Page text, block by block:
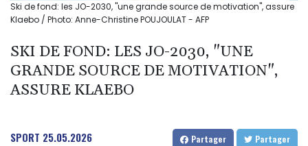
Ski de fond: les JO-2030, "une grande source de motivation", assure
Klaebo / Photo: Anne-Christine POUJOULAT - AFP
SKI DE FOND: LES JO-2030, "UNE
GRANDE SOURCE DE MOTIVATION",
ASSURE KLAEBO
SPORT 25.05.2026 Partager Partager